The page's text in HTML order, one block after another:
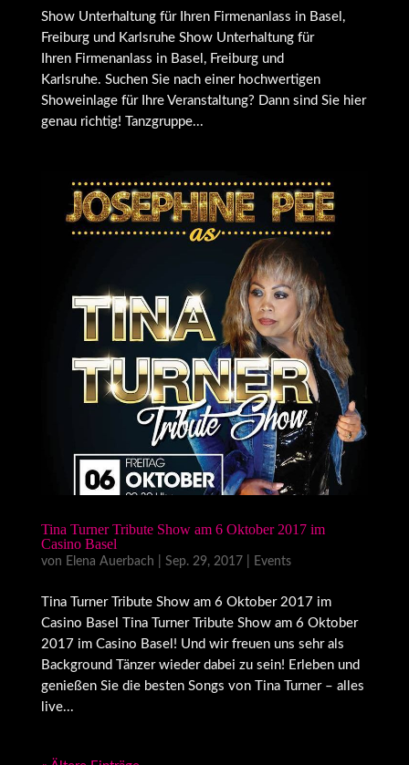
Show Unterhaltung für Ihren Firmenanlass in Basel,
Freiburg und Karlsruhe Show Unterhaltung für
Ihren Firmenanlass in Basel, Freiburg und
Karlsruhe. Suchen Sie nach einer hochwertigen
Showeinlage für Ihre Veranstaltung? Dann sind Sie hier
genau richtig! Tanzgruppe...
Tina Turner Tribute Show am 6 Oktober 2017 im
Casino Basel
von Elena Auerbach Sep. 29, 2017 Events
Tina Turner Tribute Show am 6 Oktober 2017 im
Casino Basel Tina Turner Tribute Show am 6 Oktober
2017 im Casino Basel! Und wir freuen uns sehr als
Background Tänzer wieder dabei zu sein! Erleben und
genießen Sie die besten Songs von Tina Turner – alles
live...